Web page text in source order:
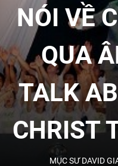
NÓI VỀ
QUA
TALK
CHRIST
MỤC SƯ DAVID